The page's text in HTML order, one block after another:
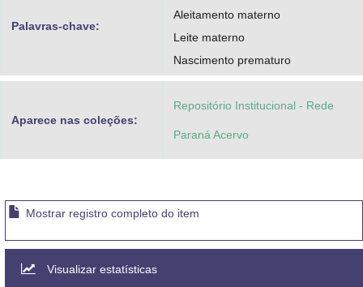
Palavras-chave:
Aleitamento materno
Leite materno
Nascimento prematuro
Aparece nas coleções:
Repositório Institucional - Rede
Paraná Acervo
Mostrar registro completo do item
Visualizar estatísticas